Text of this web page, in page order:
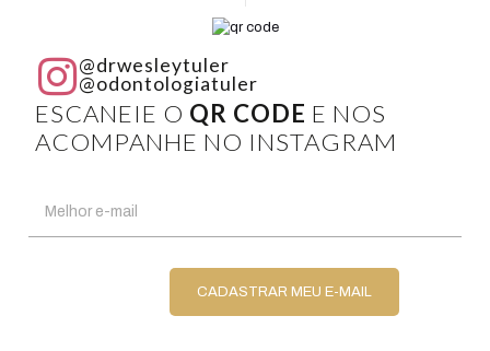
@drwesleytuler
@odontologiatuler
ESCANEIE O QR CODE E NOS
ACOMPANHE NO INSTAGRAM